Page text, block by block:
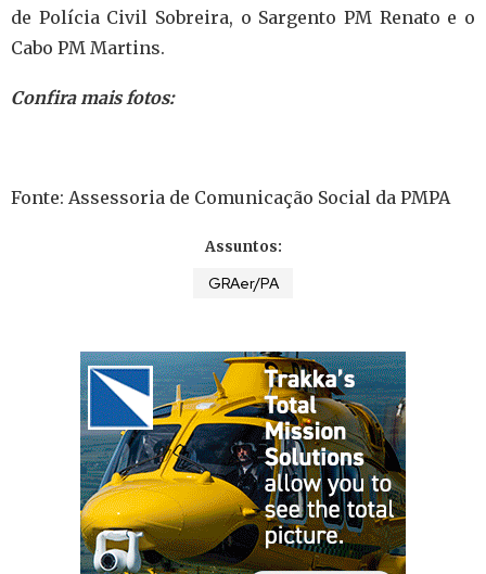
de Polícia Civil Sobreira, o Sargento PM Renato e o
Cabo PM Martins.
Confira mais fotos:
Fonte: Assessoria de Comunicação Social da PMPA
Assuntos:
GRAer/PA